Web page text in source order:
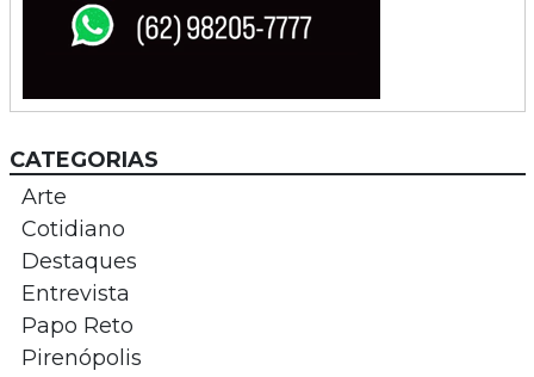
CATEGORIAS
Arte
Cotidiano
Destaques
Entrevista
Papo Reto
Pirenópolis